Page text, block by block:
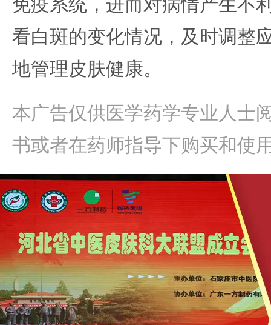
免疫系统，进而对病情产生不
看白斑的变化情况，及时调整
地管理皮肤健康。
本广告仅供医学药学专业人士
书或者在药师指导下购买和使